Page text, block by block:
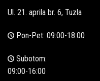
Ul. 21. aprila br. 6, Tuzla
Pon-Pet: 09:00-18:00
Subotom:
09:00-16:00